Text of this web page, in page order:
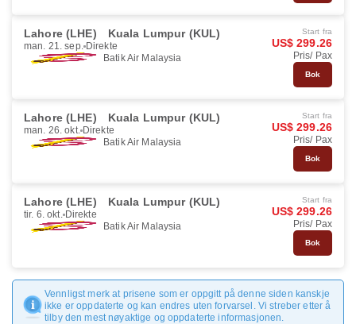
Lahore (LHE) Kuala Lumpur (KUL)
man. 21. sep. Direkte
Batik Air Malaysia
Start fra
US$ 299.26
Pris/ Pax
Bok
Lahore (LHE) Kuala Lumpur (KUL)
man. 26. okt. Direkte
Batik Air Malaysia
Start fra
US$ 299.26
Pris/ Pax
Bok
Lahore (LHE) Kuala Lumpur (KUL)
tir. 6. okt. Direkte
Batik Air Malaysia
Start fra
US$ 299.26
Pris/ Pax
Bok
Vennligst merk at prisene som er oppgitt på denne siden kanskje
ikke er oppdaterte og kan endres uten forvarsel. Vi streber etter å
tilby den mest nøyaktige og oppdaterte informasjonen.